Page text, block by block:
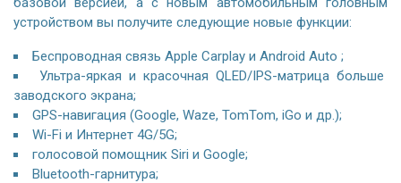
устройством вы получите следующие новые функции:
Беспроводная связь Apple Carplay и Android Auto ;
Ультра-яркая и красочная QLED/IPS-матрица больше
заводского экрана;
GPS-навигация (Google, Waze, TomTom, iGo и др.);
Wi-Fi и Интернет 4G/5G;
голосовой помощник Siri и Google;
Bluetooth-гарнитура;